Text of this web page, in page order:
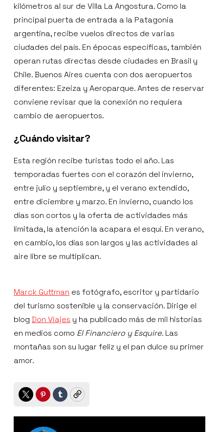
kilómetros al sur de Villa La Angostura. Como la
principal puerta de entrada a la Patagonia
argentina, recibe vuelos directos de varias
ciudades del país. En épocas específicas, también
operan rutas directas desde ciudades en Brasil y
Chile. Buenos Aires cuenta con dos aeropuertos
diferentes: Ezeiza y Aeroparque. Antes de reservar
conviene revisar que la conexión no requiera
cambio de aeropuertos.
¿Cuándo visitar?
Esta región recibe turistas todo el año. Las
temporadas fuertes con el corazón del invierno,
entre julio y septiembre, y el verano extendido,
entre diciembre y marzo. En invierno, cuando los
días son cortos y la oferta de actividades más
limitada, la atención la acapara el esquí. En verano,
en cambio, los días son largos y las actividades al
aire libre se multiplican.
Marck Guttman es fotógrafo, escritor y partidario
del turismo sostenible y la conservación. Dirige el
blog Don Viajes y ha publicado más de mil historias
en medios como El Financiero y Esquire. Las
montañas son su lugar feliz y el pan dulce su primer
amor.
TwitterPinterest
TumblrCopy